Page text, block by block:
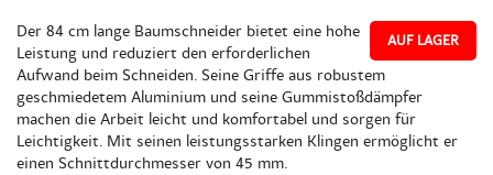
AUF LAGER
Der 84 cm lange Baumschneider bietet eine hohe
Leistung und reduziert den erforderlichen
Aufwand beim Schneiden. Seine Griffe aus robustem
geschmiedetem Aluminium und seine Gummistoßdämpfer
machen die Arbeit leicht und komfortabel und sorgen für
Leichtigkeit. Mit seinen leistungsstarken Klingen ermöglicht er
einen Schnittdurchmesser von 45 mm.